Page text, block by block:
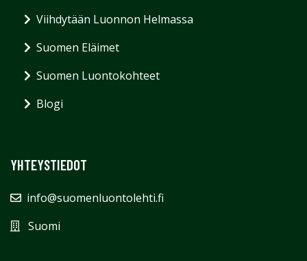
Viihdytään Luonnon Helmassa
Suomen Eläimet
Suomen Luontokohteet
Blogi
YHTEYSTIEDOT
info@suomenluontolehti.fi
Suomi